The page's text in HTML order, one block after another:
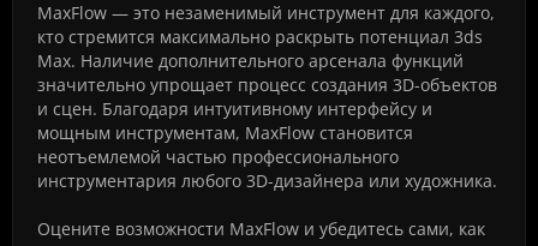
MaxFlow — это незаменимый инструмент для каждого,
кто стремится максимально раскрыть потенциал 3ds
Max. Наличие дополнительного арсенала функций
значительно упрощает процесс создания 3D-объектов
и сцен. Благодаря интуитивному интерфейсу и
мощным инструментам, MaxFlow становится
неотъемлемой частью профессионального
инструментария любого 3D-дизайнера или художника.
Оцените возможности MaxFlow и убедитесь сами, как